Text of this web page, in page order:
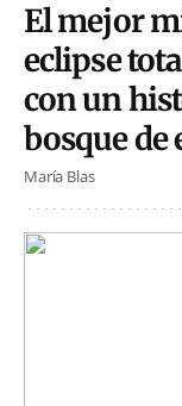
El mejor
eclipse
con un
bosque de
María Blas